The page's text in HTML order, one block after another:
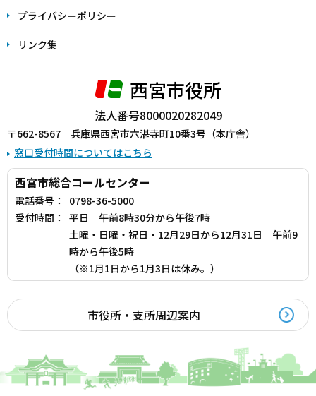
プライバシーポリシー
リンク集
西宮市役所
法人番号8000020282049
〒662-8567 兵庫県西宮市六湛寺町10番3号（本庁舎）
窓口受付時間についてはこちら
西宮市総合コールセンター
電話番号：
0798-36-5000
受付時間：
平日 午前8時30分から午後7時
土曜・日曜・祝日・12月29日から12月31日 午前9
時から午後5時
（※1月1日から1月3日は休み。）
市役所・支所周辺案内